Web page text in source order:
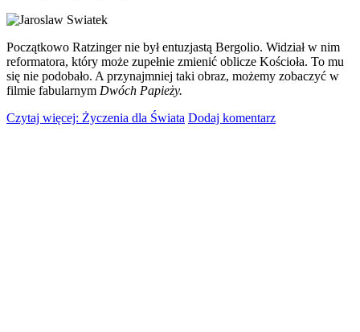
Początkowo Ratzinger nie był entuzjastą Bergolio. Widział w nim
reformatora, który może zupełnie zmienić oblicze Kościoła. To mu
się nie podobało. A przynajmniej taki obraz, możemy zobaczyć w
filmie fabularnym Dwóch Papieży.
Czytaj więcej: Życzenia dla Świata Dodaj komentarz